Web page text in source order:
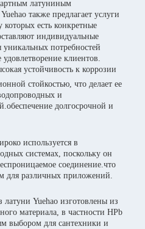
латуниным
также предлагает услуги
есть конкретные
индивидуальные
потребностей
клиентов.
устойчивость к коррозии
стойкостью, что делает ее
и
долгосрочной и
используется в
системах, поскольку он
соединение.что
для различных приложений.
Yuehao изготовлены из
материала, в частности HPb
выбором для сантехники и